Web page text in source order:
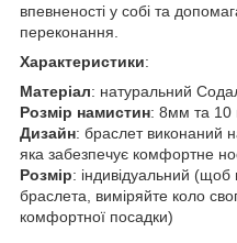
впевненості у собі та
переконання.
Характеристики:
Матеріал: натуральний
Розмір намистин: 8мм та 10
Дизайн: браслет виконаний
яка забезпечує комфортне
Розмір: індивідуальний (щоб
браслета, виміряйте коло
комфортної посадки)